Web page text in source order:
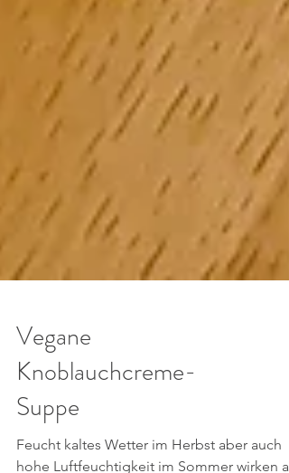
Vegane
Knoblauchcreme-
Suppe